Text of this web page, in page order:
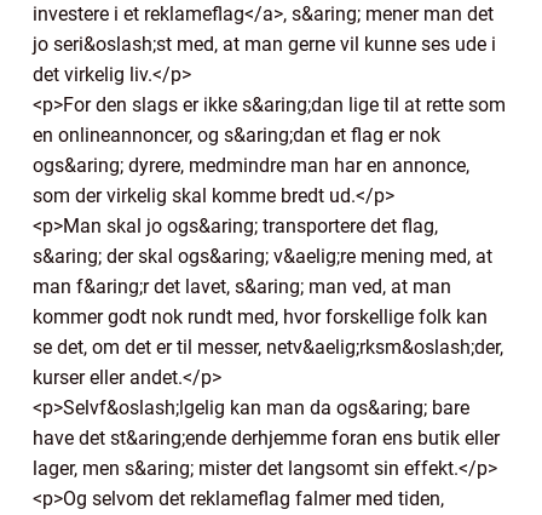
investere i et reklameflag</a>, s&aring; mener man det
jo seri&oslash;st med, at man gerne vil kunne ses ude i
det virkelig liv.</p>
<p>For den slags er ikke s&aring;dan lige til at rette som
en onlineannoncer, og s&aring;dan et flag er nok
ogs&aring; dyrere, medmindre man har en annonce,
som der virkelig skal komme bredt ud.</p>
<p>Man skal jo ogs&aring; transportere det flag,
s&aring; der skal ogs&aring; v&aelig;re mening med, at
man f&aring;r det lavet, s&aring; man ved, at man
kommer godt nok rundt med, hvor forskellige folk kan
se det, om det er til messer, netv&aelig;rksm&oslash;der,
kurser eller andet.</p>
<p>Selvf&oslash;lgelig kan man da ogs&aring; bare
have det st&aring;ende derhjemme foran ens butik eller
lager, men s&aring; mister det langsomt sin effekt.</p>
<p>Og selvom det reklameflag falmer med tiden,